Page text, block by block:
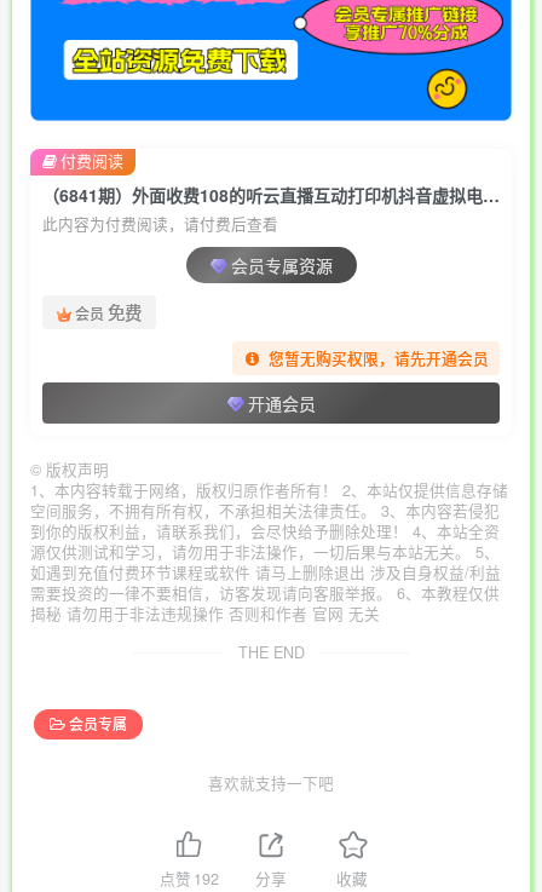
（6841期）外面收费108的听云直播互动打印机抖音虚拟电子打印头像语音播报祝福语软件
此内容为付费阅读，请付费后查看
会员专属资源
会员 免费
您暂无购买权限，请先开通会员
开通会员
付费阅读
© 版权声明
1、本内容转载于网络，版权归原作者所有！ 2、本站仅提供信息存储
空间服务，不拥有所有权，不承担相关法律责任。 3、本内容若侵犯
到你的版权利益，请联系我们，会尽快给予删除处理！ 4、本站全资
源仅供测试和学习，请勿用于非法操作，一切后果与本站无关。 5、
如遇到充值付费环节课程或软件 请马上删除退出 涉及自身权益/利益
需要投资的一律不要相信，访客发现请向客服举报。 6、本教程仅供
揭秘 请勿用于非法违规操作 否则和作者 官网 无关
THE END
会员专属
喜欢就支持一下吧
点赞 192 分享 收藏